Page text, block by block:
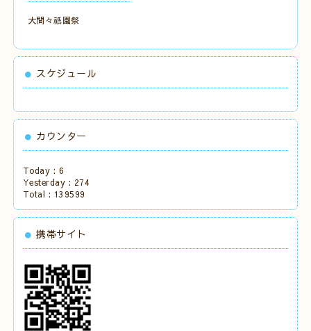
大間々祇園祭
スケジュール
カウンター
Today : 6
Yesterday : 274
Total : 139599
携帯サイト